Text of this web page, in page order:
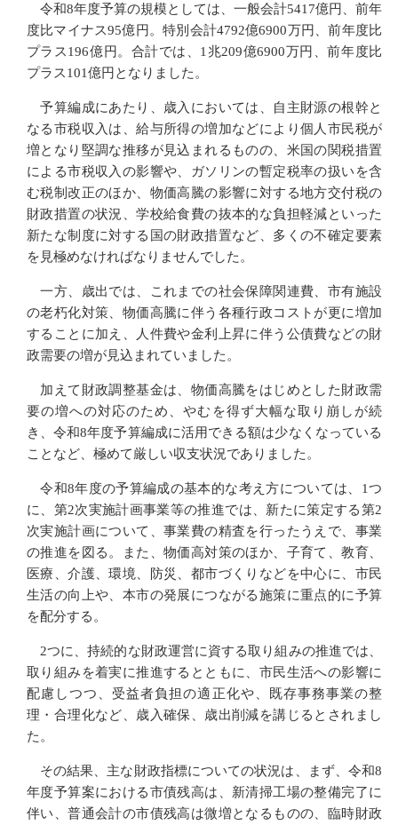
令和8年度予算の規模としては、一般会計5417億円、前年
度比マイナス95億円。特別会計4792億6900万円、前年度比
プラス196億円。合計では、1兆209億6900万円、前年度比
プラス101億円となりました。
予算編成にあたり、歳入においては、自主財源の根幹と
なる市税収入は、給与所得の増加などにより個人市民税が
増となり堅調な推移が見込まれるものの、米国の関税措置
による市税収入の影響や、ガソリンの暫定税率の扱いを含
む税制改正のほか、物価高騰の影響に対する地方交付税の
財政措置の状況、学校給食費の抜本的な負担軽減といった
新たな制度に対する国の財政措置など、多くの不確定要素
を見極めなければなりませんでした。
一方、歳出では、これまでの社会保障関連費、市有施設
の老朽化対策、物価高騰に伴う各種行政コストが更に増加
することに加え、人件費や金利上昇に伴う公債費などの財
政需要の増が見込まれていました。
加えて財政調整基金は、物価高騰をはじめとした財政需
要の増への対応のため、やむを得ず大幅な取り崩しが続
き、令和8年度予算編成に活用できる額は少なくなっている
ことなど、極めて厳しい収支状況でありました。
令和8年度の予算編成の基本的な考え方については、1つ
に、第2次実施計画事業等の推進では、新たに策定する第2
次実施計画について、事業費の精査を行ったうえで、事業
の推進を図る。また、物価高対策のほか、子育て、教育、
医療、介護、環境、防災、都市づくりなどを中心に、市民
生活の向上や、本市の発展につながる施策に重点的に予算
を配分する。
2つに、持続的な財政運営に資する取り組みの推進では、
取り組みを着実に推進するとともに、市民生活への影響に
配慮しつつ、受益者負担の適正化や、既存事務事業の整
理・合理化など、歳入確保、歳出削減を講じるとされまし
た。
その結果、主な財政指標についての状況は、まず、令和8
年度予算案における市債残高は、新清掃工場の整備完了に
伴い、普通会計の市債残高は微増となるものの、臨時財政